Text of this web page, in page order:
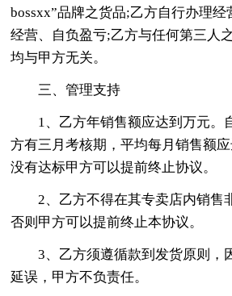
bossxx”品牌之货品;乙方自行办理
经营、自负盈亏;乙方与任何第三人
均与甲方无关。
三、管理支持
1、乙方年销售额应达到万元。
方有三月考核期，平均每月销售额
没有达标甲方可以提前终止协议。
2、乙方不得在其专卖店内销售
否则甲方可以提前终止本协议。
3、乙方须遵循款到发货原则，
延误，甲方不负责任。